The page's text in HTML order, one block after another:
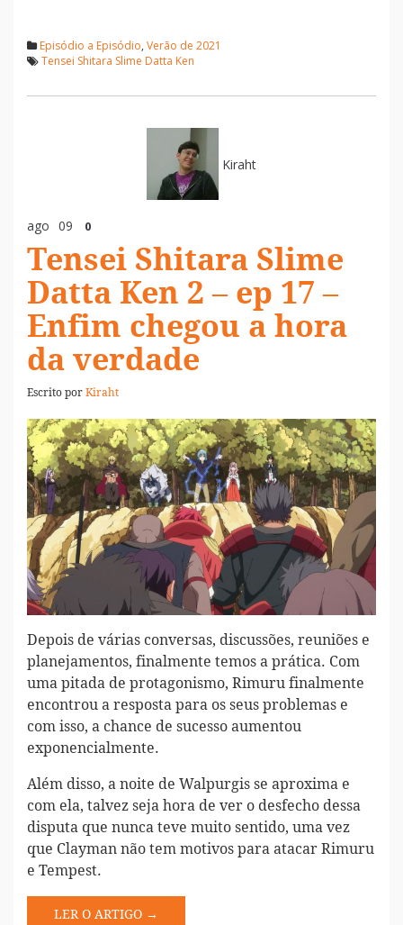
Episódio a Episódio, Verão de 2021
Tensei Shitara Slime Datta Ken
Kiraht
ago 09 0
Tensei Shitara Slime
Datta Ken 2 – ep 17 –
Enfim chegou a hora
da verdade
Escrito porKiraht
Depois de várias conversas, discussões, reuniões e
planejamentos, finalmente temos a prática. Com
uma pitada de protagonismo, Rimuru finalmente
encontrou a resposta para os seus problemas e
com isso, a chance de sucesso aumentou
exponencialmente.
Além disso, a noite de Walpurgis se aproxima e
com ela, talvez seja hora de ver o desfecho dessa
disputa que nunca teve muito sentido, uma vez
que Clayman não tem motivos para atacar Rimuru
e Tempest.
LER O ARTIGO →